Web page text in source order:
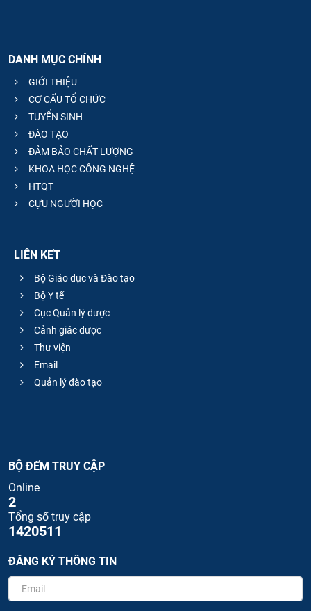
DANH MỤC CHÍNH
GIỚI THIỆU
CƠ CẤU TỔ CHỨC
TUYỂN SINH
ĐÀO TẠO
ĐẢM BẢO CHẤT LƯỢNG
KHOA HỌC CÔNG NGHỆ
HTQT
CỰU NGƯỜI HỌC
LIÊN KẾT
Bộ Giáo dục và Đào tạo
Bộ Y tế
Cục Quản lý dược
Cảnh giác dược
Thư viện
Email
Quản lý đào tạo
BỘ ĐẾM TRUY CẬP
Online
2
Tổng số truy cập
1420511
ĐĂNG KÝ THÔNG TIN